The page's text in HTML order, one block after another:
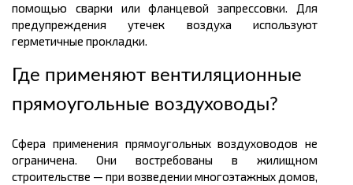
помощью сварки или фланцевой запрессовки. Для
предупреждения утечек воздуха используют
герметичные прокладки.
Где применяют вентиляционные
прямоугольные воздуховоды?
Сфера применения прямоугольных воздуховодов не
ограничена. Они востребованы в жилищном
строительстве — при возведении многоэтажных домов,